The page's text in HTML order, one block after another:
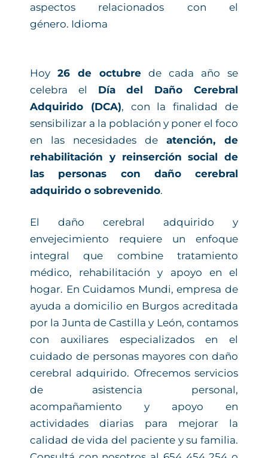
aspectos relacionados con el
género. Idioma
Hoy 26 de octubre de cada año se
celebra el Día del Daño Cerebral
Adquirido (DCA), con la finalidad de
sensibilizar a la población y poner el foco
en las necesidades de atención, de
rehabilitación y reinserción social de
las personas con daño cerebral
adquirido o sobrevenido.
El daño cerebral adquirido y
envejecimiento requiere un enfoque
integral que combine tratamiento
médico, rehabilitación y apoyo en el
hogar. En Cuidamos Mundi, empresa de
ayuda a domicilio en Burgos acreditada
por la Junta de Castilla y León, contamos
con auxiliares especializados en el
cuidado de personas mayores con daño
cerebral adquirido. Ofrecemos servicios
de asistencia personal,
acompañamiento y apoyo en
actividades diarias para mejorar la
calidad de vida del paciente y su familia.